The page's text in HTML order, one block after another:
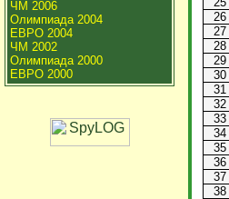
ЧМ 2006
Олимпиада 2004
ЕВРО 2004
ЧМ 2002
Олимпиада 2000
ЕВРО 2000
26
27
28
29
30
31
32
33
34
35
36
37
38